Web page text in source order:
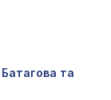
та